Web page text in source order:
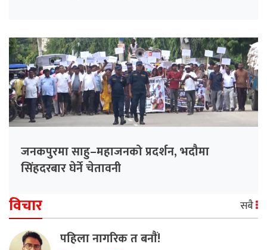
जनकपुरमा साहु–महाजनको प्रदर्शन, भदौमा
सिंहदरबार घेर्ने चेतावनी
विचार सबै
पहिला नागरिक त बनाैं!